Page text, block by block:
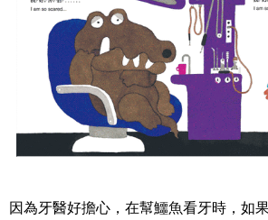
因為牙醫好擔心，在幫鱷魚看牙時，如